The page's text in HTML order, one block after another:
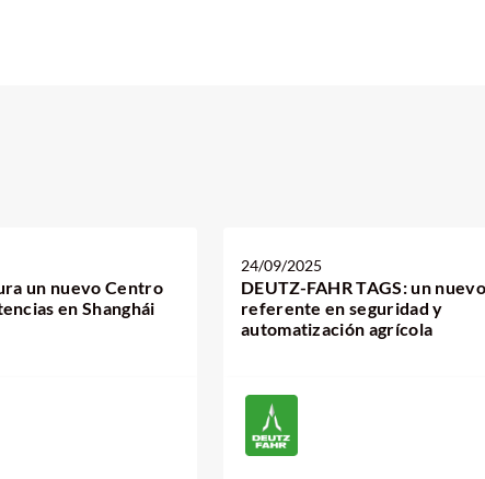
un nuevo Centro
en Shanghái
24/09/2025
DEUTZ-FAHR TAGS: un nuevo
referente en seguridad y
automatización agrícola